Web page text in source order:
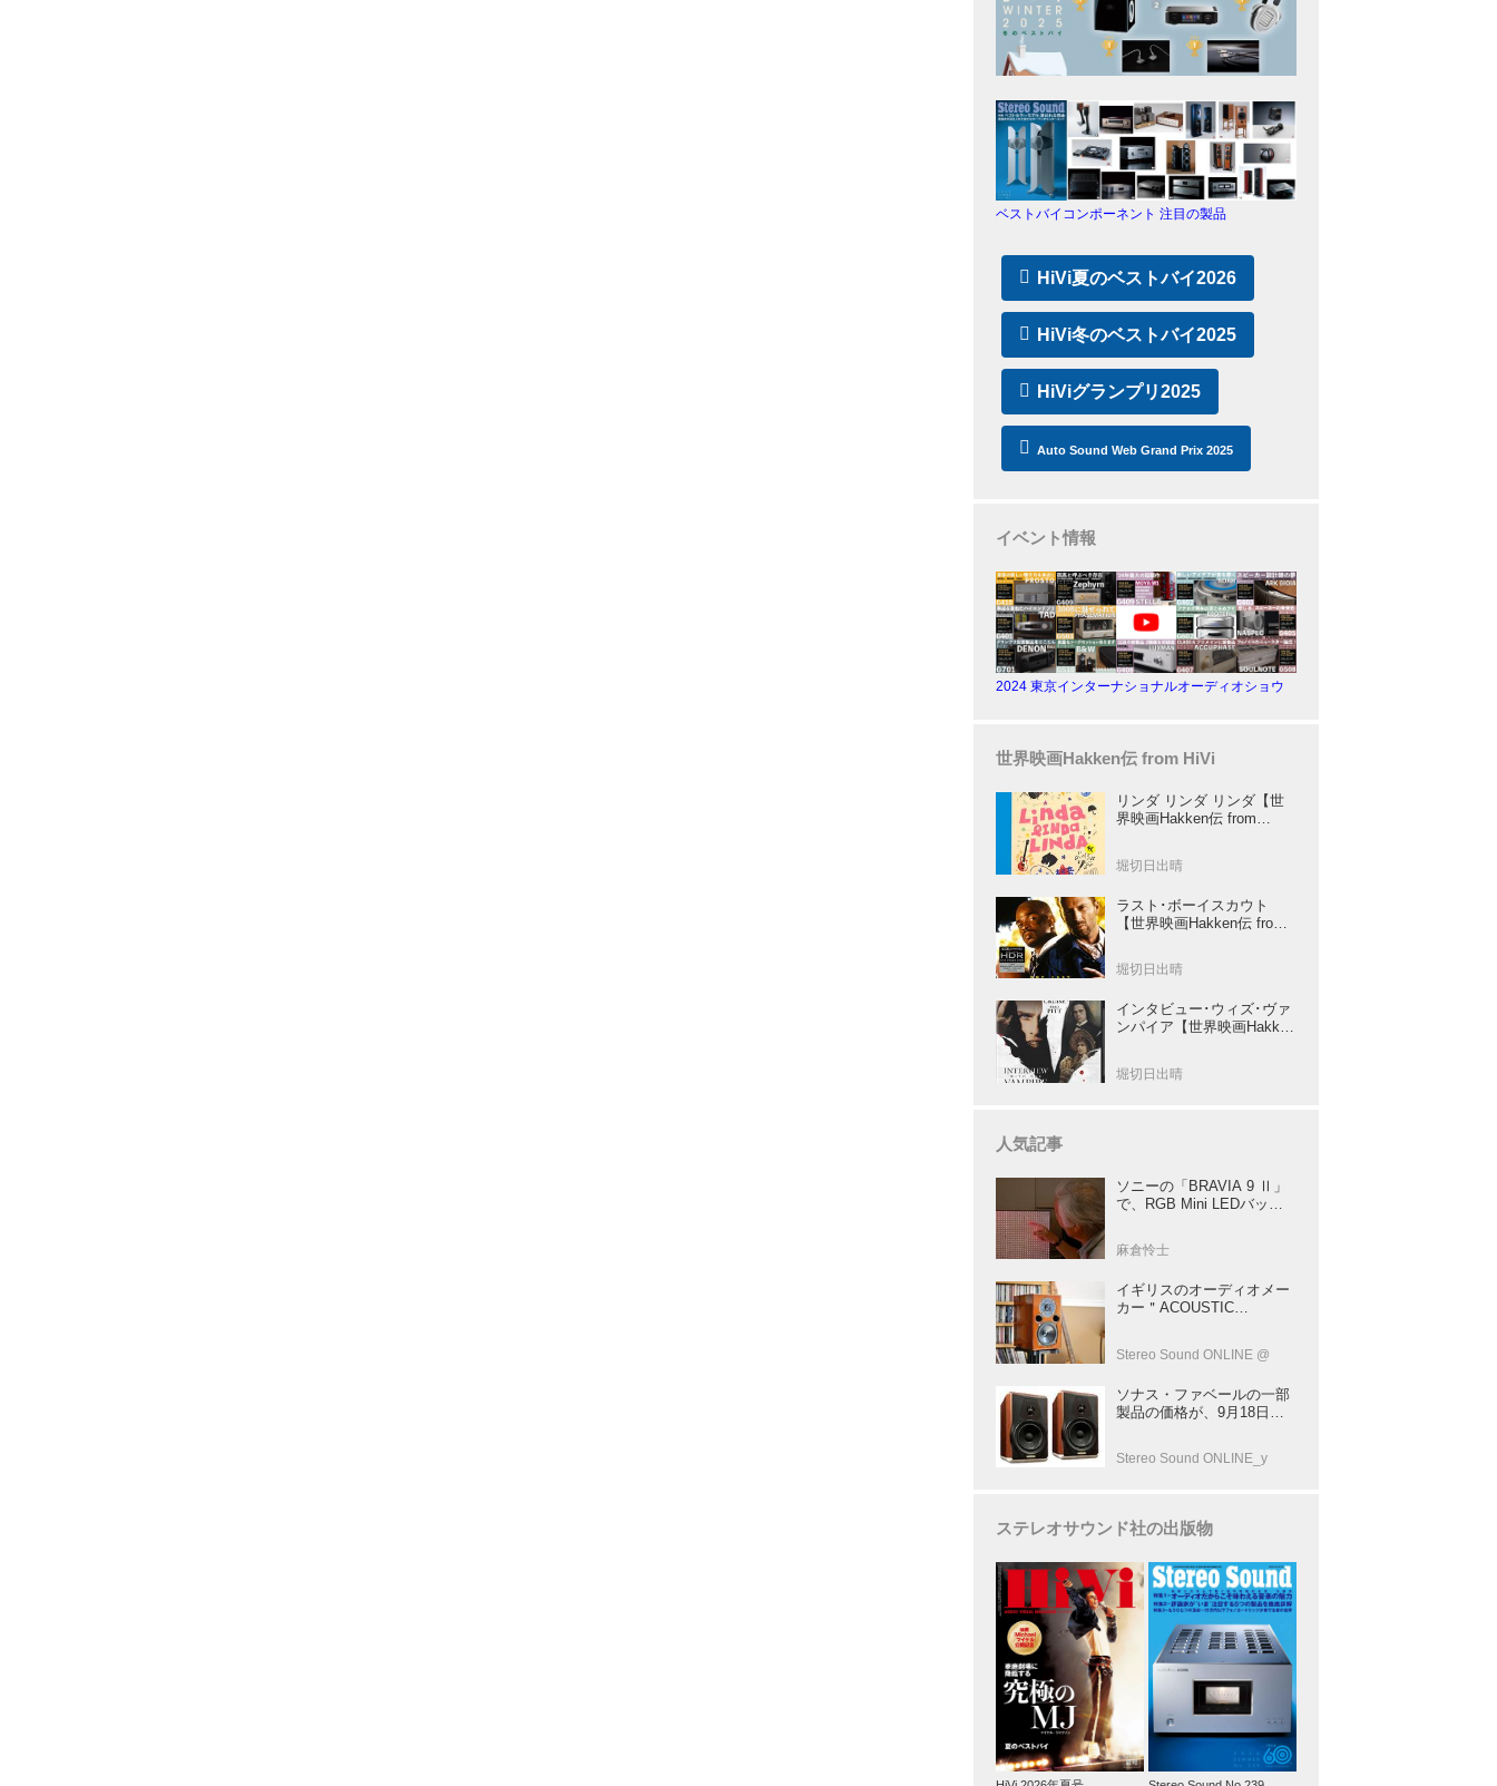
ベストバイコンポーネント 注目の製品
HiVi夏のベストバイ2026
HiVi冬のベストバイ2025
HiViグランプリ2025
Auto Sound Web Grand Prix 2025
イベント情報
2024 東京インターナショナルオーディオショウ
世界映画Hakken伝 from HiVi
リンダ リンダ リンダ【世
界映画Hakken伝 from
傑作青春学園ストーリー！
堀切日出晴
ラスト･ボーイスカウト
【世界映画Hakken伝 from
が放つ負け犬アクションの
堀切日出晴
インタビュー･ウィズ･ヴァ
ンパイア【世界映画Hakken
督吸血鬼ホラー
堀切日出晴
人気記事
ソニーの「BRAVIA 9 Ⅱ」
で、RGB Mini LEDバック
リー” だ（後）：麻倉怜士
137
麻倉怜士
イギリスのオーディオメー
カー＂ACOUSTIC
「AE1」の40周年記念モデ
Stereo Sound ONLINE @
ソナス・ファベールの一部
製品の価格が、9月18日よ
Stereo Sound ONLINE_y
ステレオサウンド社の出版物